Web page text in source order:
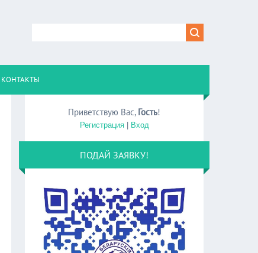
КОНТАКТЫ
Приветствую Вас, Гость!
Регистрация| Вход
ПОДАЙ ЗАЯВКУ!